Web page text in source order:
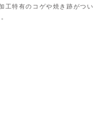
工特有のコゲや焼き跡がつい